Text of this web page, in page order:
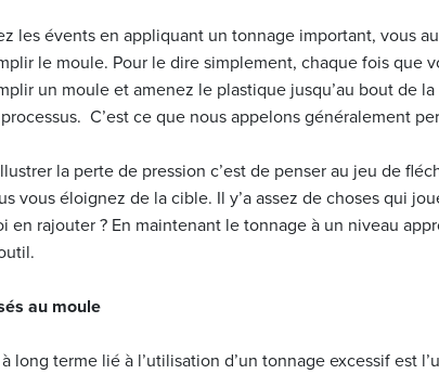
les évents en appliquant un tonnage important, vous
le moule. Pour le dire simplement, chaque fois que
un moule et amenez le plastique jusqu’au bout de
C’est ce que nous appelons généralement
la perte de pression c’est de penser au jeu de
vous éloignez de la cible. Il y’a assez de choses qui
en rajouter ? En maintenant le tonnage à un niveau
au moule
long terme lié à l’utilisation d’un tonnage excessif est